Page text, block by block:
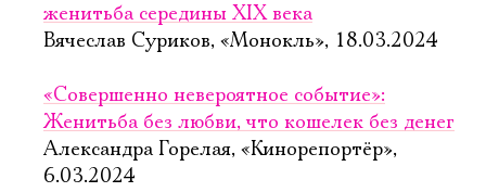
женитьба середины XIX века
Вячеслав Суриков, «Монокль», 18.03.2024
«Совершенно невероятное событие»:
Женитьба без любви, что кошелек без денег
Александра Горелая, «Кинорепортёр»,
6.03.2024